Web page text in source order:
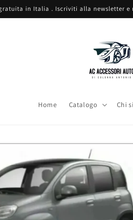
in Italia . Iscriviti alla newsletter
Home Catalogo Chi